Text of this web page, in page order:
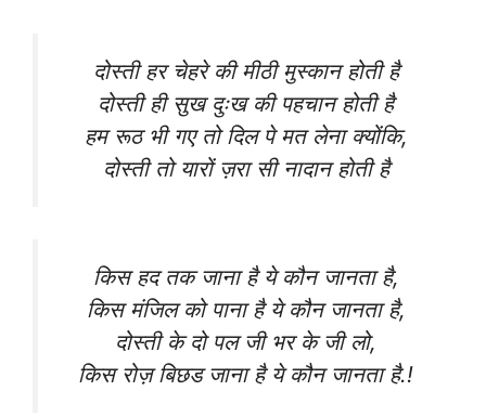
दोस्ती हर चेहरे की मीठी मुस्कान होती है
दोस्ती ही सुख दुःख की पहचान होती है
हम रूठ भी गए तो दिल पे मत लेना क्योंकि,
दोस्ती तो यारों ज़रा सी नादान होती है
किस हद तक जाना है ये कौन जानता है,
किस मंजिल को पाना है ये कौन जानता है,
दोस्ती के दो पल जी भर के जी लो,
किस रोज़ बिछड जाना है ये कौन जानता है.!